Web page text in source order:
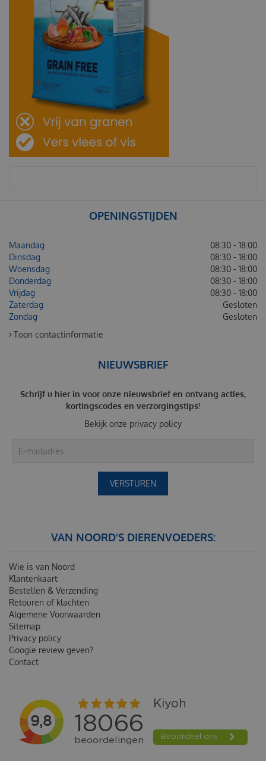
OPENINGSTIJDEN
Maandag
08:30 - 18:00
Dinsdag
08:30 - 18:00
Woensdag
08:30 - 18:00
Donderdag
08:30 - 18:00
Vrijdag
08:30 - 18:00
Zaterdag
Gesloten
Zondag
Gesloten
Toon contactinformatie
NIEUWSBRIEF
Schrijf u hier in voor onze nieuwsbrief en ontvang acties,
kortingscodes en verzorgingstips!
Bekijk onze privacy policy
VAN NOORD'S DIERENVOEDERS:
Wie is van Noord
Klantenkaart
Bestellen & Verzending
Retouren of klachten
Algemene Voorwaarden
Sitemap
Privacy policy
Google review geven?
Contact